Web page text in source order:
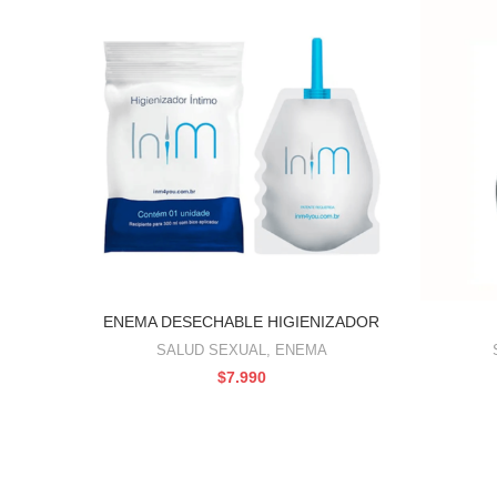
AÑADIR AL CARRITO
ENEMA DESECHABLE HIGIENIZADOR
SALUD SEXUAL, ENEMA
$7.990